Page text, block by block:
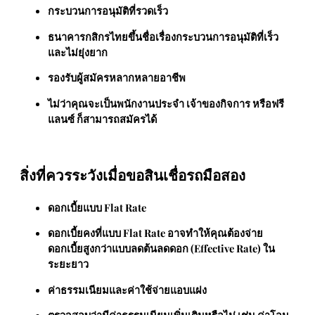
กระบวนการอนุมัติที่รวดเร็ว
ธนาคารกสิกรไทยขึ้นชื่อเรื่องกระบวนการอนุมัติที่เร็ว
และไม่ยุ่งยาก
รองรับผู้สมัครหลากหลายอาชีพ
ไม่ว่าคุณจะเป็นพนักงานประจำ เจ้าของกิจการ หรือฟรี
แลนซ์ ก็สามารถสมัครได้
สิ่งที่ควรระวังเมื่อขอสินเชื่อรถมือสอง
ดอกเบี้ยแบบ Flat Rate
ดอกเบี้ยคงที่แบบ Flat Rate อาจทำให้คุณต้องจ่าย
ดอกเบี้ยสูงกว่าแบบลดต้นลดดอก (Effective Rate) ใน
ระยะยาว
ค่าธรรมเนียมและค่าใช้จ่ายแอบแฝง